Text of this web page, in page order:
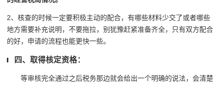
2、核查的时候一定要积极主动的配合，有哪些材料少交了或者哪些
地方需要补充说明，不要拖拉，别犹豫赶紧准备齐全，只有双方配合
的好，申请的流程也能更快一些。
四、取得核定资格：
等审核完全通过之后税务那边就会给出一个明确的说法，会清楚